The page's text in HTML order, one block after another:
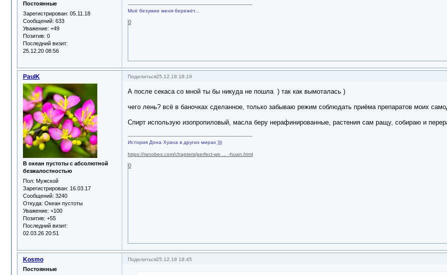
Постоянные
Зарегистрирован: 05.11.18
Сообщений: 633
Уважение: +49
Позитив: 0
Последний визит:
25.12.20 08:56
Моё безумие меня бережёт...
0
Поделиться25.12.18 18:19
PaulK
В океан пустоты с абсолютной
безжалостностью
Пол: Мужской
Зарегистрирован: 16.03.17
Сообщений: 3240
Откуда: Океан пустоты
Уважение: +100
Позитив: +55
Последний визит:
02.03.26 20:51
А после секаса со мной ты бы никуда не пошла ) так как вымоталась )
чего лень? всё в баночках сделанное, только забываю режим соблюдать приёма препаратов моих
Спирт использую изопропиловый, масла беру нерафинированные, растения сам ращу, собираю и
История Дона Хуана в других мирах )))
https://ranobes.com/chapters/perfect-wo … -huan.html
0
Поделиться25.12.18 18:45
Kosmo
Постоянные